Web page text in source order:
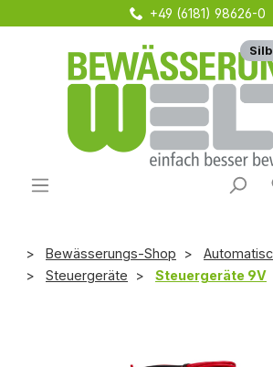
Zum Hauptinhalt springen+49 (6181) 98626-0
Bewässerungs-Shop
Steuergeräte
Steuergeräte 9V